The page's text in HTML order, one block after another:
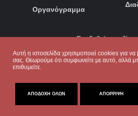
Αυτή η ιστοσελίδα χρησιμοποιεί cookies για να
σας. Θεωρούμε ότι συμφωνείτε με αυτό, αλλά
επιθυμείτε.
ΑΠΟΔΟΧΉ ΌΛΩΝ ΑΠΌΡΡΙΨΗ
Οργανόγραμμα
Συνδεθείτε μαζί